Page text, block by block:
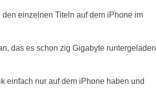
einzelnen Titeln auf dem iPhone im
das es schon zig Gigabyte runtergeladen
einfach nur auf dem iPhone haben und